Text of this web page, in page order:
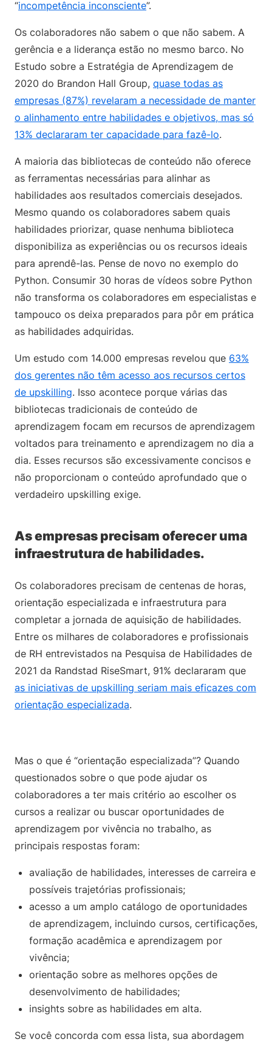
“incompetência inconsciente”.
Os colaboradores não sabem o que não sabem. A
gerência e a liderança estão no mesmo barco. No
Estudo sobre a Estratégia de Aprendizagem de
2020 do Brandon Hall Group, quase todas as
empresas (87%) revelaram a necessidade de manter
o alinhamento entre habilidades e objetivos, mas só
13% declararam ter capacidade para fazê-lo.
A maioria das bibliotecas de conteúdo não oferece
as ferramentas necessárias para alinhar as
habilidades aos resultados comerciais desejados.
Mesmo quando os colaboradores sabem quais
habilidades priorizar, quase nenhuma biblioteca
disponibiliza as experiências ou os recursos ideais
para aprendê-las. Pense de novo no exemplo do
Python. Consumir 30 horas de vídeos sobre Python
não transforma os colaboradores em especialistas e
tampouco os deixa preparados para pôr em prática
as habilidades adquiridas.
Um estudo com 14.000 empresas revelou que 63%
dos gerentes não têm acesso aos recursos certos
de upskilling. Isso acontece porque várias das
bibliotecas tradicionais de conteúdo de
aprendizagem focam em recursos de aprendizagem
voltados para treinamento e aprendizagem no dia a
dia. Esses recursos são excessivamente concisos e
não proporcionam o conteúdo aprofundado que o
verdadeiro upskilling exige.
As empresas precisam oferecer uma
infraestrutura de habilidades.
Os colaboradores precisam de centenas de horas,
orientação especializada e infraestrutura para
completar a jornada de aquisição de habilidades.
Entre os milhares de colaboradores e profissionais
de RH entrevistados na Pesquisa de Habilidades de
2021 da Randstad RiseSmart, 91% declararam que
as iniciativas de upskilling seriam mais eficazes com
orientação especializada.
Mas o que é “orientação especializada”? Quando
questionados sobre o que pode ajudar os
colaboradores a ter mais critério ao escolher os
cursos a realizar ou buscar oportunidades de
aprendizagem por vivência no trabalho, as
principais respostas foram:
avaliação de habilidades, interesses de carreira e
possíveis trajetórias profissionais;
acesso a um amplo catálogo de oportunidades
de aprendizagem, incluindo cursos, certificações,
formação acadêmica e aprendizagem por
vivência;
orientação sobre as melhores opções de
desenvolvimento de habilidades;
insights sobre as habilidades em alta.
Se você concorda com essa lista, sua abordagem